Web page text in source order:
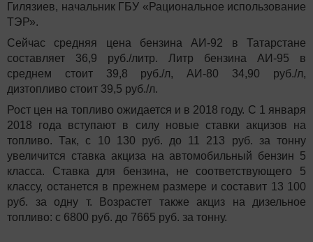
Гилязиев, начальник ГБУ «Рациональное использование
ТЭР».
Сейчас средняя цена бензина АИ-92 в Татарстане
составляет 36,9 руб./литр. Литр бензина АИ-95 в
среднем стоит 39,8 руб./л, АИ-80 34,90 руб./л,
дизтопливо стоит 39,5 руб./л.
Рост цен на топливо ожидается и в 2018 году. С 1 января
2018 года вступают в силу новые ставки акцизов на
топливо. Так, с 10 130 руб. до 11 213 руб. за тонну
увеличится ставка акциза на автомобильный бензин 5
класса. Ставка для бензина, не соответствующего 5
классу, останется в прежнем размере и составит 13 100
руб. за одну т. Возрастет также акциз на дизельное
топливо: с 6800 руб. до 7665 руб. за тонну.